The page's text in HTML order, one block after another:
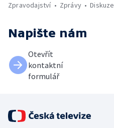
Zpravodajství
Zprávy Diskuze
Napište nám
Otevřít
kontaktní
formulář